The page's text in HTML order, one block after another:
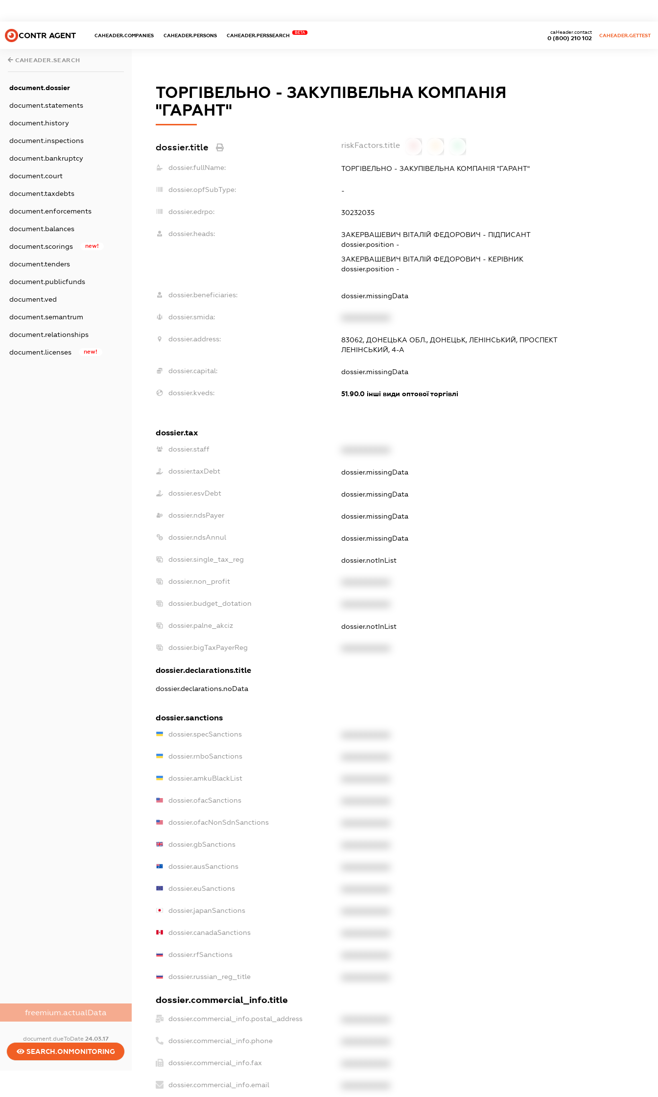
CONTR AGENT CAHEADER.COMPANIES CAHEADER.PERSONS CAHEADER.PERSSEARCH
BETA
0 (800) 210 102
caHeader.contact
CAHEADER.GETTEST
CAHEADER.SEARCH
document.dossier
document.statements
document.history
document.inspections
document.bankruptcy
document.court
document.taxdebts
document.enforcements
document.balances
document.scorings new!
document.tenders
document.publicfunds
document.ved
document.semantrum
document.relationships
document.licenses new!
freemium.actualData
document.dueToDate 24.03.17
SEARCH.ONMONITORING
ТОРГІВЕЛЬНО - ЗАКУПІВЕЛЬНА КОМПАНІЯ
"ГАРАНТ"
dossier.title riskFactors.title
dossier.fullName: ТОРГІВЕЛЬНО - ЗАКУПІВЕЛЬНА КОМПАНІЯ "ГАРАНТ"
dossier.opfSubType: -
dossier.edrpo: 30232035
dossier.heads: ЗАКЕРВАШЕВИЧ ВІТАЛІЙ ФЕДОРОВИЧ - ПІДПИСАНТ
dossier.position -
ЗАКЕРВАШЕВИЧ ВІТАЛІЙ ФЕДОРОВИЧ - КЕРІВНИК
dossier.position -
dossier.beneficiaries: dossier.missingData
dossier.smida:
dossier.address:
83062, ДОНЕЦЬКА ОБЛ., ДОНЕЦЬК, ЛЕНІНСЬКИЙ, ПРОСПЕКТ
ЛЕНІНСЬКИЙ, 4-А
dossier.capital: dossier.missingData
dossier.kveds: 51.90.0 інші види оптової торгівлі
dossier.tax
dossier.staff
dossier.taxDebt dossier.missingData
dossier.esvDebt dossier.missingData
dossier.ndsPayer dossier.missingData
dossier.ndsAnnul dossier.missingData
dossier.single_tax_reg dossier.notInList
dossier.non_profit
dossier.budget_dotation
dossier.palne_akciz dossier.notInList
dossier.bigTaxPayerReg
dossier.declarations.title
dossier.declarations.noData
dossier.sanctions
dossier.specSanctions
dossier.rnboSanctions
dossier.amkuBlackList
dossier.ofacSanctions
dossier.ofacNonSdnSanctions
dossier.gbSanctions
dossier.ausSanctions
dossier.euSanctions
dossier.japanSanctions
dossier.canadaSanctions
dossier.rfSanctions
dossier.russian_reg_title
dossier.commercial_info.title
dossier.commercial_info.postal_address
dossier.commercial_info.phone
dossier.commercial_info.fax
dossier.commercial_info.email